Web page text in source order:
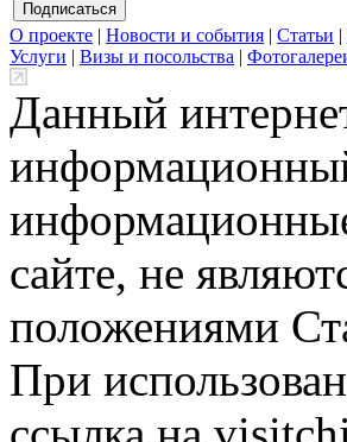
О проекте | Новости и события | Статьи |
Услуги | Визы и посольства |
Данный
сайте, не
положениями
При